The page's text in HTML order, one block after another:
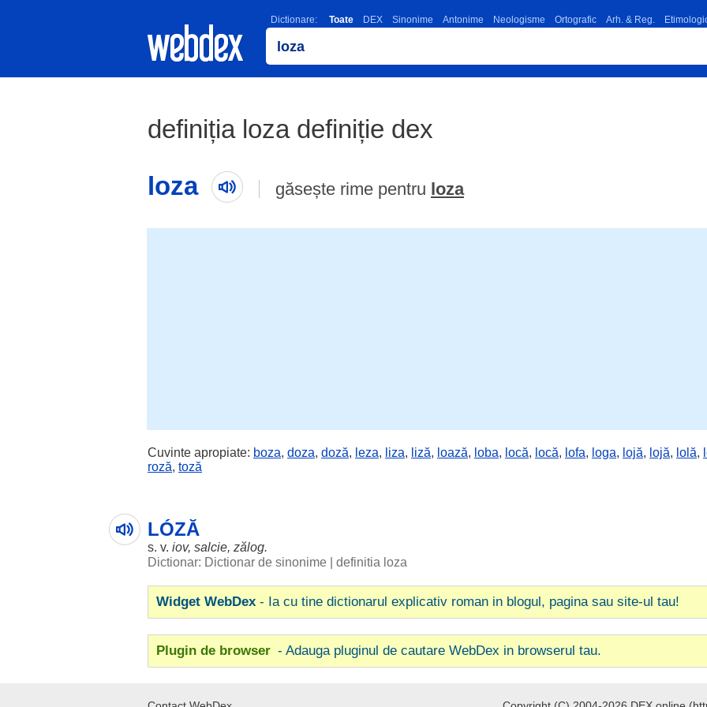
Dictionare: Toate DEX Sinonime Antonime Neologisme Ortografic Arh. & Reg.
definiția loza definiție dex
loza
găsește rime pentru loza
Cuvinte apropiate: boza, doza, doză, leza, liza, liză, loază, loba, locă, locă, lofa, loga, lojă, lojă, lolă,
roză, toză
LÓZĂ
s. v. iov, salcie, zălog.
Dictionar: Dictionar de sinonime
definitia loza
Widget WebDex - Ia cu tine dictionarul explicativ roman in blogul, pagina sau site-ul tau!
Plugin de browser - Adauga pluginul de cautare WebDex in browserul tau.